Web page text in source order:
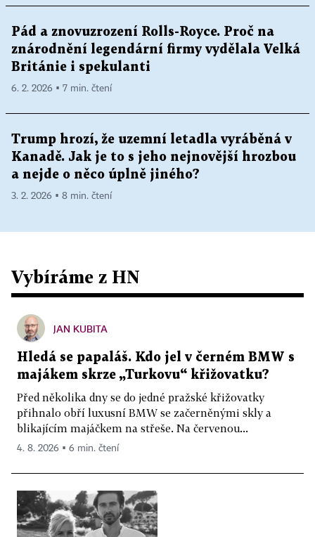
Pád a znovuzrození Rolls-Royce. Proč na
znárodnění legendární firmy vydělala Velká
Británie i spekulanti
6. 2. 2026 ▪ 7 min. čtení
Trump hrozí, že uzemní letadla vyráběná v
Kanadě. Jak je to s jeho nejnovější hrozbou
a nejde o něco úplně jiného?
3. 2. 2026 ▪ 8 min. čtení
Vybíráme z HN
JAN KUBITA
Hledá se papaláš. Kdo jel v černém BMW s
majákem skrze „Turkovu“ křižovatku?
Před několika dny se do jedné pražské křižovatky
přihnalo obří luxusní BMW se začerněnými skly a
blikajícím majáčkem na střeše. Na červenou...
4. 8. 2026 ▪ 6 min. čtení